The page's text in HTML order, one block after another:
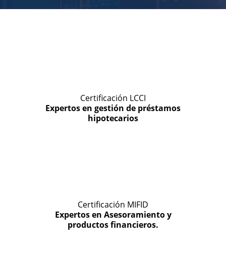
Certificación LCCI
Expertos en gestión de préstamos
hipotecarios
Certificación MIFID
Expertos en Asesoramiento y
productos financieros.